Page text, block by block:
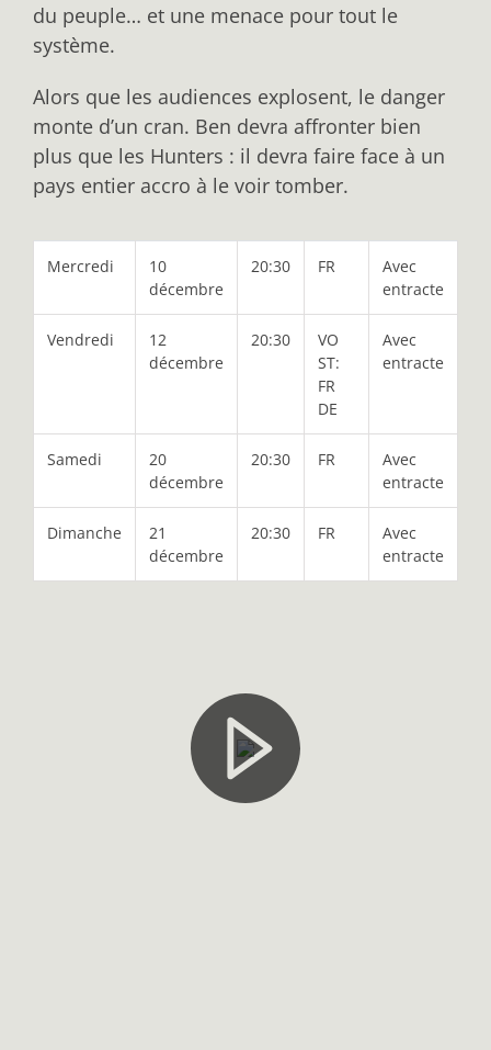
du peuple… et une menace pour tout le
système.
Alors que les audiences explosent, le danger
monte d’un cran. Ben devra affronter bien
plus que les Hunters : il devra faire face à un
pays entier accro à le voir tomber.
Mercredi
10
décembre
20:30 FR
Avec
entracte
Vendredi
12
décembre
20:30
VO
ST:
FR
DE
Avec
entracte
Samedi
20
décembre
20:30 FR
Avec
entracte
Dimanche
21
décembre
20:30 FR
Avec
entracte